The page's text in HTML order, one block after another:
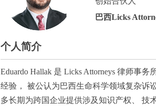
巴西Licks
个人简介
Eduardo Hallak 是 Licks Attorneys 律师事
经验， 被公认为巴西生命科学领域复杂诉
多长期为跨国企业提供涉及知识产权、 技